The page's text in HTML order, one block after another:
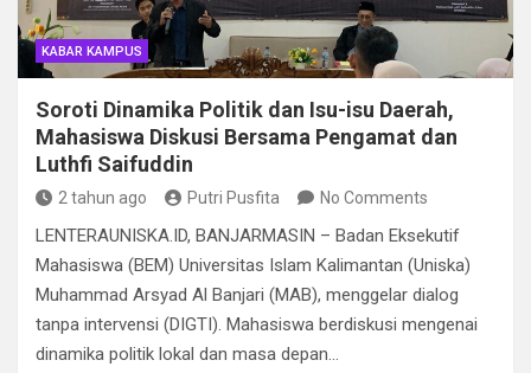
KABAR KAMPUS
Soroti Dinamika Politik dan Isu-isu Daerah,
Mahasiswa Diskusi Bersama Pengamat dan
Luthfi Saifuddin
2 tahun ago Putri Pusfita No Comments
LENTERAUNISKA.ID, BANJARMASIN – Badan Eksekutif
Mahasiswa (BEM) Universitas Islam Kalimantan (Uniska)
Muhammad Arsyad Al Banjari (MAB), menggelar dialog
tanpa intervensi (DIGTI). Mahasiswa berdiskusi mengenai
dinamika politik lokal dan masa depan…